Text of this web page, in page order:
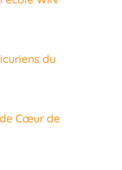
du
de Cœur de